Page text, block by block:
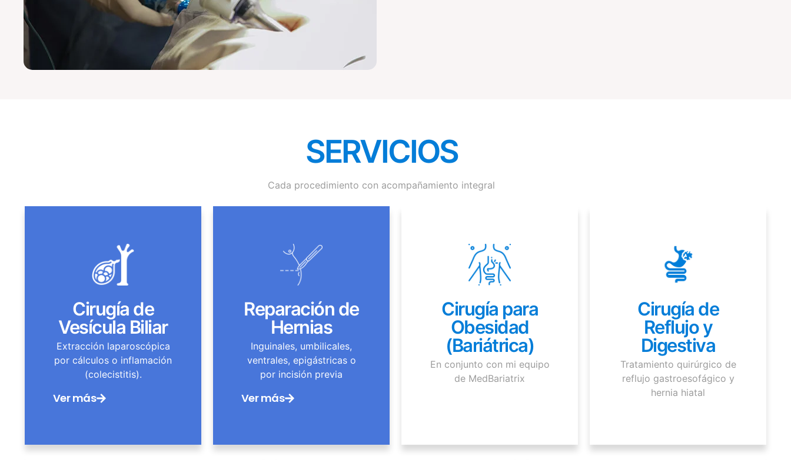
SERVICIOS
Cada procedimiento con acompañamiento integral
Cirugía de
Vesícula Biliar
Extracción laparoscópica
por cálculos o inflamación
(colecistitis).
Ver más
Reparación de
Hernias
Inguinales, umbilicales,
ventrales, epigástricas o
por incisión previa
Ver más
Cirugía para
Obesidad
(Bariátrica)
En conjunto con mi equipo
de MedBariatrix
Cirugía de
Reflujo y
Digestiva
Tratamiento quirúrgico de
reflujo gastroesofágico y
hernia hiatal